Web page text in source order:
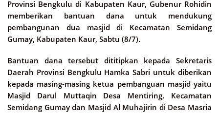
Provinsi Bengkulu di Kabupaten Kaur, Gubenur Rohidin
memberikan bantuan dana untuk mendukung
pembangunan dua masjid di Kecamatan Semidang
Gumay, Kabupaten Kaur, Sabtu (8/7).
Bantuan dana tersebut dititipkan kepada Sekretaris
Daerah Provinsi Bengkulu Hamka Sabri untuk diberikan
kepada masing-masing ketua pembanguan masjid yaitu
Masjid Darul Muttaqin Desa Mentiring, Kecamatan
Semidang Gumay dan Masjid Al Muhajirin di Desa Masria